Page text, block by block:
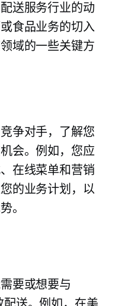
送服务行业的动
食品业务的切入
域的一些关键方
争对手，了解您
会。例如，您应
在线菜单和营销
的业务计划，以
。
要或想要与